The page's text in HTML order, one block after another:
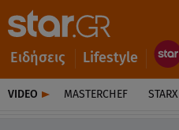
Ειδήσεις Lifestyle
VIDEO MASTERCHEF STARX